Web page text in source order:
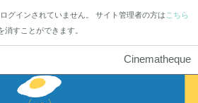
グインされていません。 サイト管理者の方は こちら
すことができます。
Cinematheque